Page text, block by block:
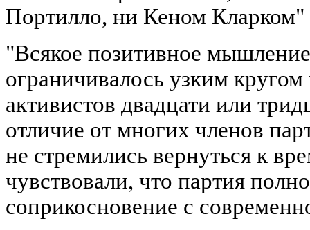
Портилло, ни Кеном Кларком"
"Всякое позитивное
ограничивалось узким
активистов двадцати или
отличие от многих членов
не стремились вернуться к
чувствовали, что партия
соприкосновение с